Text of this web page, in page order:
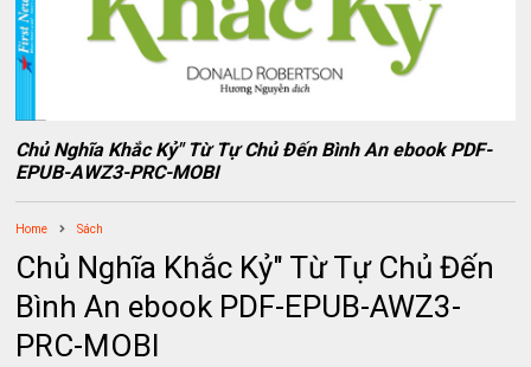
Chủ Nghĩa Khắc Kỷ" Từ Tự Chủ Đến Bình An ebook PDF-
EPUB-AWZ3-PRC-MOBI
Home Sách
Chủ Nghĩa Khắc Kỷ" Từ Tự Chủ Đến
Bình An ebook PDF-EPUB-AWZ3-
PRC-MOBI